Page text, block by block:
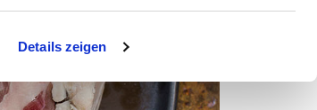
Details zeigen